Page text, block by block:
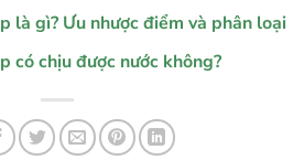
là gì? Ưu nhược điểm và phân loại
có chịu được nước không?